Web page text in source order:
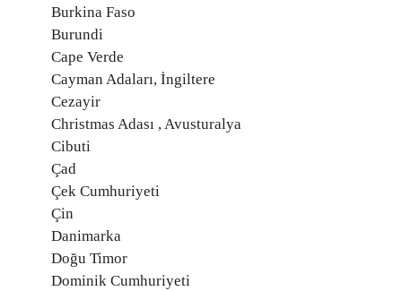
Burkina Faso
Burundi
Cape Verde
Cayman Adaları, İngiltere
Cezayir
Christmas Adası , Avusturalya
Cibuti
Çad
Çek Cumhuriyeti
Çin
Danimarka
Doğu Timor
Dominik Cumhuriyeti